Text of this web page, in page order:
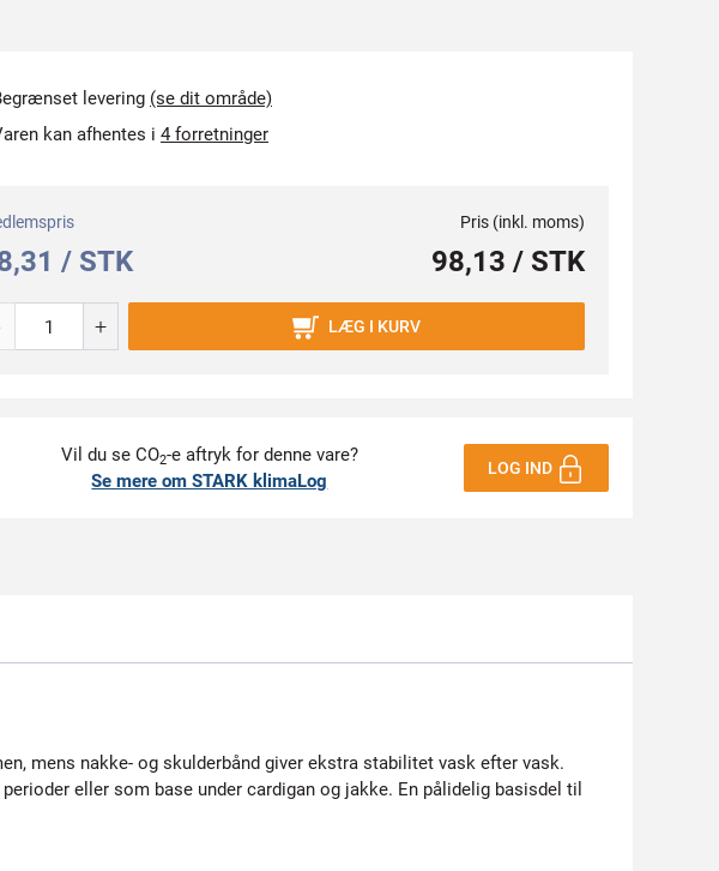
levering (se dit område)
kan afhentes i 4 forretninger
/ STK
Pris (inkl. moms)
98,13 / STK
+ LÆG I KURV
Vil du se CO2-e aftryk for denne vare?
Se mere om STARK klimaLog
LOG IND
mens nakke- og skulderbånd giver ekstra stabilitet vask efter vask.
eller som base under cardigan og jakke. En pålidelig basisdel til